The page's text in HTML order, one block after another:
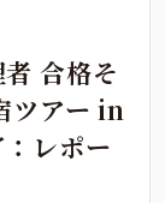
合格そ
ツアー in
レポー